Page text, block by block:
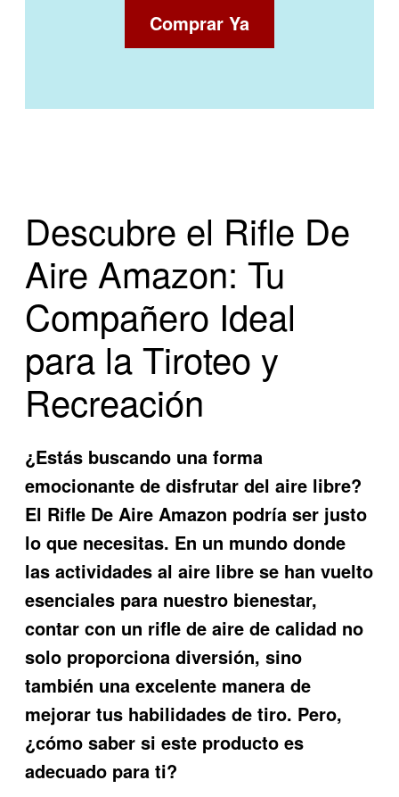
Comprar Ya
Descubre el Rifle De
Aire Amazon: Tu
Compañero Ideal
para la Tiroteo y
Recreación
¿Estás buscando una forma
emocionante de disfrutar del aire libre?
El Rifle De Aire Amazon podría ser justo
lo que necesitas. En un mundo donde
las actividades al aire libre se han vuelto
esenciales para nuestro bienestar,
contar con un rifle de aire de calidad no
solo proporciona diversión, sino
también una excelente manera de
mejorar tus habilidades de tiro. Pero,
¿cómo saber si este producto es
adecuado para ti?